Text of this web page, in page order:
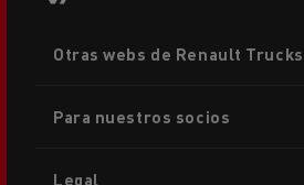
menu
Otras webs de Renault Trucks
Para nuestros socios
Legal